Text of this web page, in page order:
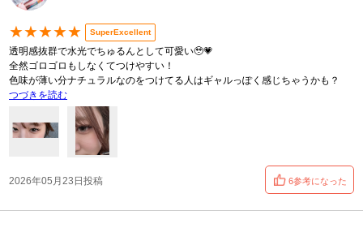
★★★★★ SuperExcellent
透明感抜群で水光でちゅるんとして可愛い🥹💗
全然ゴロゴロもしなくてつけやすい！
色味が薄い分ナチュラルなのをつけてる人はギャルっぽく感じちゃうかも？
つづきを読む
2026年05月23日投稿 6参考になった